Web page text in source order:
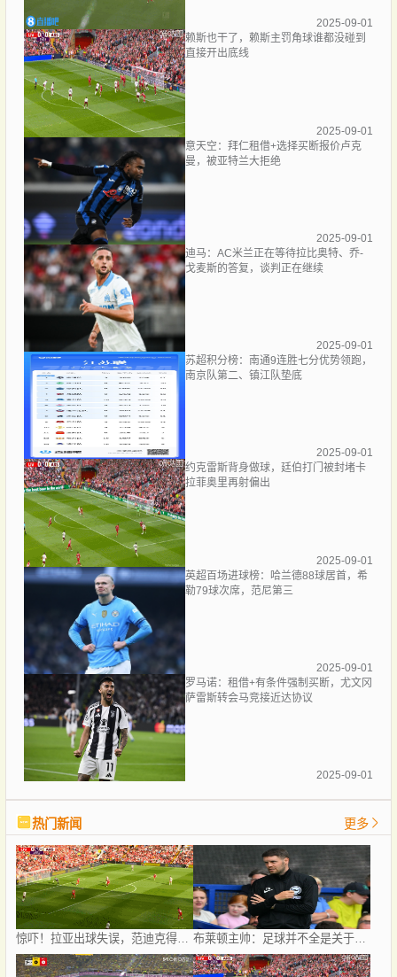
2025-09-01
赖斯也干了，赖斯主罚角球谁都没碰到
直接开出底线
2025-09-01
意天空：拜仁租借+选择买断报价卢克
曼，被亚特兰大拒绝
2025-09-01
迪马：AC米兰正在等待拉比奥特、乔-
戈麦斯的答复，谈判正在继续
2025-09-01
苏超积分榜：南通9连胜七分优势领跑，
南京队第二、镇江队垫底
2025-09-01
约克雷斯背身做球，廷伯打门被封堵卡
拉菲奥里再射偏出
2025-09-01
英超百场进球榜：哈兰德88球居首，希
勒79球次席，范尼第三
2025-09-01
罗马诺：租借+有条件强制买断，尤文冈
萨雷斯转会马竞接近达协议
2025-09-01
热门新闻 更多